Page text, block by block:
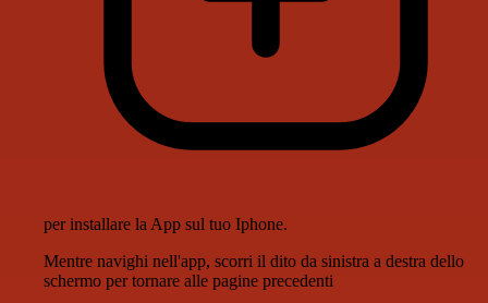
per installare la App sul tuo Iphone.
Mentre navighi nell'app, scorri il dito da sinistra a destra dello
schermo per tornare alle pagine precedenti